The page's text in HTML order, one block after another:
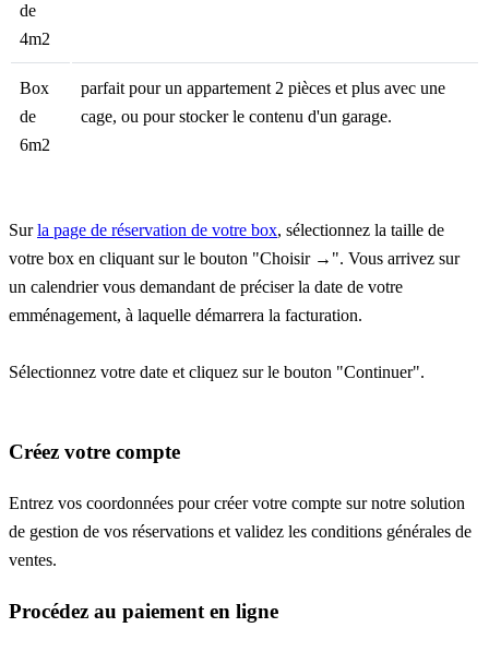
de
4m2
Box
de
6m2
parfait pour un appartement 2 pièces et plus avec une
cage, ou pour stocker le contenu d'un garage.
Surla page de réservation de votre box, sélectionnez la taille de
votre box en cliquant sur le bouton "Choisir →". Vous arrivez sur
un calendrier vous demandant de préciser la date de votre
emménagement, à laquelle démarrera la facturation.
Sélectionnez votre date et cliquez sur le bouton "Continuer".
Créez votre compte
Entrez vos coordonnées pour créer votre compte sur notre solution
de gestion de vos réservations et validez les conditions générales de
ventes.
Procédez au paiement en ligne